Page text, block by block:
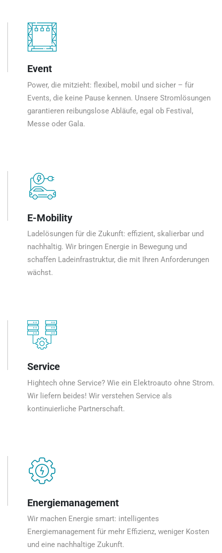
Event
Power, die mitzieht: flexibel, mobil und sicher – für
Events, die keine Pause kennen. Unsere Stromlösungen
garantieren reibungslose Abläufe, egal ob Festival,
Messe oder Gala.
E-Mobility
Ladelösungen für die Zukunft: effizient, skalierbar und
nachhaltig. Wir bringen Energie in Bewegung und
schaffen Ladeinfrastruktur, die mit Ihren Anforderungen
wächst.
Service
Hightech ohne Service? Wie ein Elektroauto ohne Strom.
Wir liefern beides! Wir verstehen Service als
kontinuierliche Partnerschaft.
Energiemanagement
Wir machen Energie smart: intelligentes
Energiemanagement für mehr Effizienz, weniger Kosten
und eine nachhaltige Zukunft.